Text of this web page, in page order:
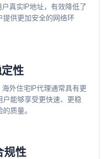
真实IP地址，有效降低了
提供更加安全的网络环
性
外住宅IP代理通常具有更
能够享受更快速、更稳
质量。
规性